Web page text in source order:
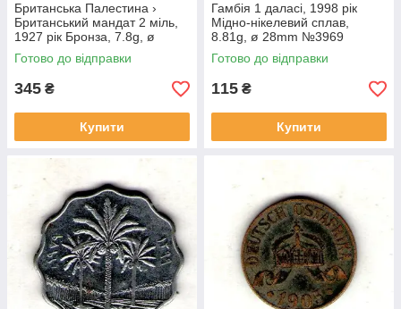
Британська Палестина ›
Британський мандат 2 міль,
1927 рік Бронза, 7.8g, ø
28mm №1852
Готово до відправки
345 ₴
Купити
Гамбія 1 даласі, 1998 рік
Мідно-нікелевий сплав,
8.81g, ø 28mm №3969
Готово до відправки
115 ₴
Купити